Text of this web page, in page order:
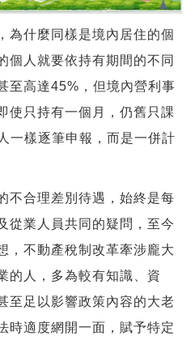
為什麼同樣是境內居住的個
個人就要依持有期間的不同
至高達45%，但境內營利事
使只持有一個月，仍舊只課
一樣逐筆申報，而是一併計
不合理差別待遇，始終是每
從業人員共同的疑問，至今
，不動產稅制改革牽涉龐大
的人，多為較有知識、資
至足以影響政策內容的大老
時適度網開一面，賦予特定